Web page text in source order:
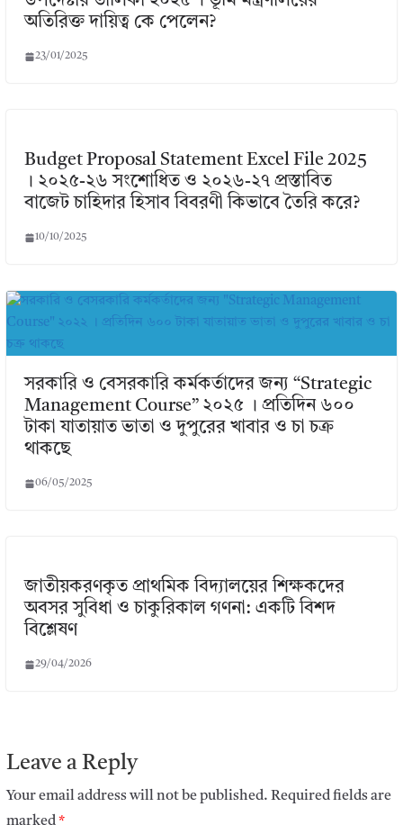
অতিরিক্ত দায়িত্ব কে পেলেন?
23/01/2025
Budget Proposal Statement Excel File 2025
। ২০২৫-২৬ সংশোধিত ও ২০২৬-২৭ প্রস্তাবিত
বাজেট চাহিদার হিসাব বিবরণী কিভাবে তৈরি করে?
10/10/2025
সরকারি ও বেসরকারি কর্মকর্তাদের জন্য “Strategic
Management Course” ২০২৫ । প্রতিদিন ৬০০
টাকা যাতায়াত ভাতা ও দুপুরের খাবার ও চা চক্র
থাকছে
06/05/2025
জাতীয়করণকৃত প্রাথমিক বিদ্যালয়ের শিক্ষকদের
অবসর সুবিধা ও চাকুরিকাল গণনা: একটি বিশদ
বিশ্লেষণ
29/04/2026
Leave a Reply
Your email address will not be published. Required fields are
marked*